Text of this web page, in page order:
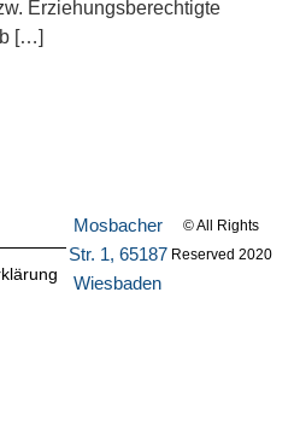
Erziehungsberechtigte
[…]
Mosbacher
Str. 1, 65187
Wiesbaden
© All Rights
Reserved 2020